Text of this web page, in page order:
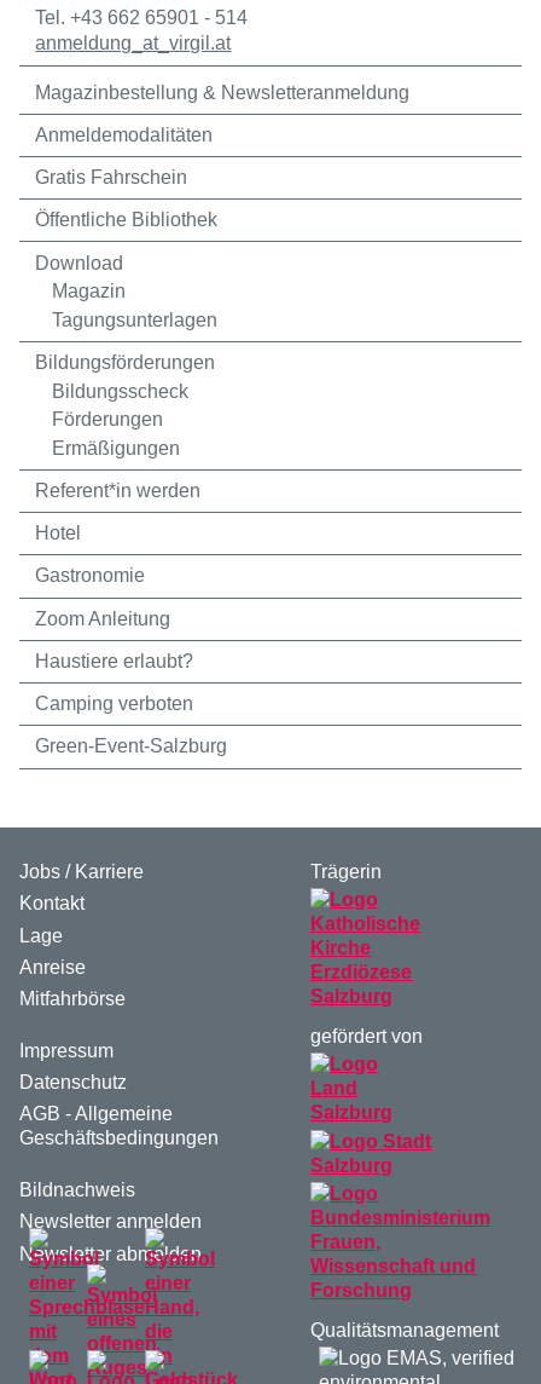
Tel. +43 662 65901 - 514
anmeldung _at_virgil.at
Magazinbestellung & Newsletteranmeldung
Anmeldemodalitäten
Gratis Fahrschein
Öffentliche Bibliothek
Download
Magazin
Tagungsunterlagen
Bildungsförderungen
Bildungsscheck
Förderungen
Ermäßigungen
Referent*in werden
Hotel
Gastronomie
Zoom Anleitung
Haustiere erlaubt?
Camping verboten
Green-Event-Salzburg
Jobs / Karriere
Kontakt
Lage
Anreise
Mitfahrbörse
Impressum
Datenschutz
AGB - Allgemeine
Geschäftsbedingungen
Bildnachweis
Newsletter anmelden
Newsletter abmelden
Trägerin
gefördert von
Qualitätsmanagement